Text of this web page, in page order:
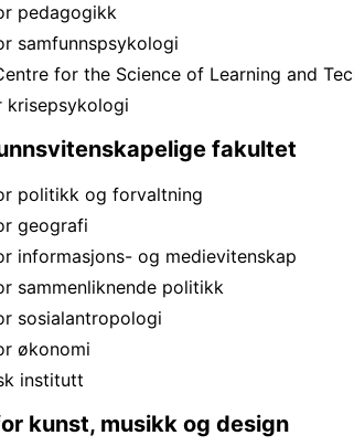
pedagogikk
samfunnspsykologi
for the Science of Learning and
krisepsykologi
fakultet
politikk og forvaltning
geografi
informasjons- og medievitenskap
sammenliknende politikk
sosialantropologi
økonomi
institutt
kunst, musikk og design